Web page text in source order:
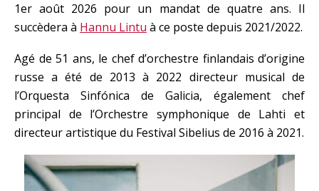
1er août 2026 pour un mandat de quatre ans. Il
succèdera à Hannu Lintu à ce poste depuis 2021/2022.
Agé de 51 ans, le chef d’orchestre finlandais d’origine
russe a été de 2013 à 2022 directeur musical de
l’Orquesta Sinfónica de Galicia, également chef
principal de l’Orchestre symphonique de Lahti et
directeur artistique du Festival Sibelius de 2016 à 2021.